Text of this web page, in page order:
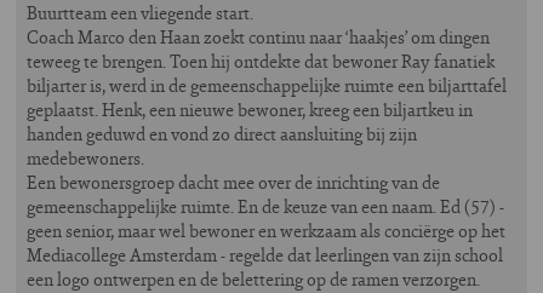
Buurtteam een vliegende start.
Coach Marco den Haan zoekt continu naar ‘haakjes’ om dingen
teweeg te brengen. Toen hij ontdekte dat bewoner Ray fanatiek
biljarter is, werd in de gemeenschappelijke ruimte een biljarttafel
geplaatst. Henk, een nieuwe bewoner, kreeg een biljartkeu in
handen geduwd en vond zo direct aansluiting bij zijn
medebewoners.
Een bewonersgroep dacht mee over de inrichting van de
gemeenschappelijke ruimte. En de keuze van een naam. Ed (57) -
geen senior, maar wel bewoner en werkzaam als conciërge op het
Mediacollege Amsterdam - regelde dat leerlingen van zijn school
een logo ontwerpen en de belettering op de ramen verzorgen.